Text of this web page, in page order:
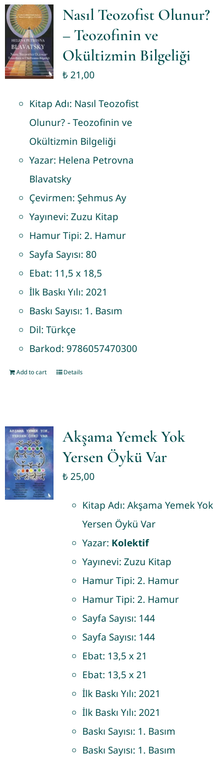
Nasıl Teozofist Olunur?
– Teozofinin ve
Okültizmin Bilgeliği
₺21,00
Kitap Adı: Nasıl Teozofist
Olunur? - Teozofinin ve
Okültizmin Bilgeliği
Yazar: Helena Petrovna
Blavatsky
Çevirmen: Şehmus Ay
Yayınevi: Zuzu Kitap
Hamur Tipi: 2. Hamur
Sayfa Sayısı: 80
Ebat: 11,5 x 18,5
İlk Baskı Yılı: 2021
Baskı Sayısı: 1. Basım
Dil: Türkçe
Barkod: 9786057470300
Add to cart Details
Akşama Yemek Yok
Yersen Öykü Var
₺25,00
Kitap Adı: Akşama Yemek Yok
Yersen Öykü Var
Yazar: Kolektif
Yayınevi: Zuzu Kitap
Hamur Tipi: 2. Hamur
Hamur Tipi: 2. Hamur
Sayfa Sayısı: 144
Sayfa Sayısı: 144
Ebat: 13,5 x 21
Ebat: 13,5 x 21
İlk Baskı Yılı: 2021
İlk Baskı Yılı: 2021
Baskı Sayısı: 1. Basım
Baskı Sayısı: 1. Basım